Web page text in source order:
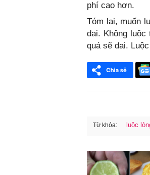
phí cao hơn.
Tóm lại, muốn
dai. Không
quá sẽ dai.
Từ khóa: luộc